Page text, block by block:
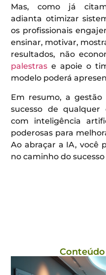
Mas, como já
adianta otimizar
os profissionais
ensinar, motivar,
resultados, não
palestras e apoie o
modelo poderá
Em resumo, a gestão
sucesso de qualquer
com inteligência
poderosas para
Ao abraçar a IA, você
no caminho do